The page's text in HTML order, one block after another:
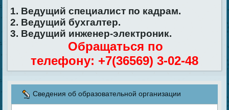
1. Ведущий специалист по кадрам.
2. Ведущий бухгалтер.
3. Ведущий инженер-электроник.
Обращаться по
телефону: +7(36569) 3-02-48
Сведения об образовательной организации